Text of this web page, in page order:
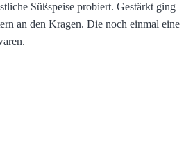
Süßspeise probiert. Gestärkt ging
an den Kragen. Die noch einmal eine